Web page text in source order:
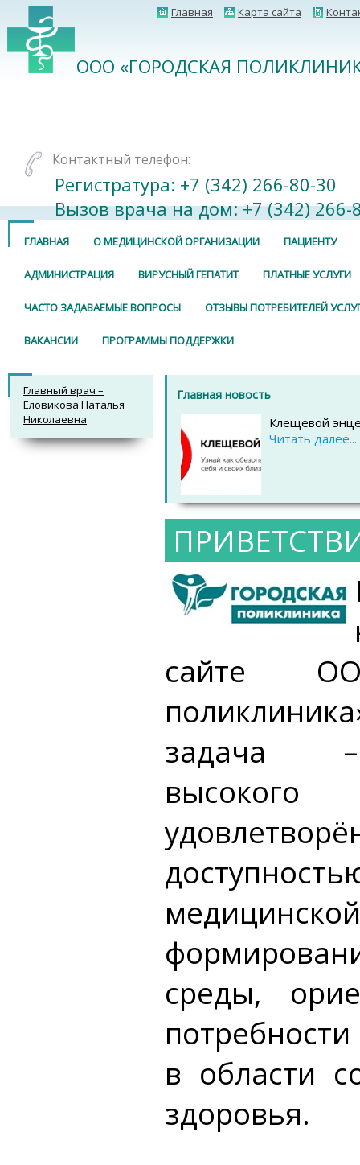
Главная Карта сайта
ООО «ГОРОДСКАЯ
Контактный телефон:
Регистратура: +7 (342) 266-80-
Вызов врача на дом: +7 (342) 266-
ГЛАВНАЯ О МЕДИЦИНСКОЙ ОРГАНИЗАЦИИ ПАЦИЕНТУ
АДМИНИСТРАЦИЯ ВИРУСНЫЙ ГЕПАТИТ ПЛАТНЫЕ УСЛУГИ
ЧАСТО ЗАДАВАЕМЫЕ ВОПРОСЫ ОТЗЫВЫ ПОТРЕБИТЕЛЕЙ
ВАКАНСИИ ПРОГРАММЫ ПОДДЕРЖКИ
Главный врач –
Еловикова Наталья
Николаевна
Главная новость
Клещевой
Читать далее...
сайте
задача
среды,
в области
здоровья.